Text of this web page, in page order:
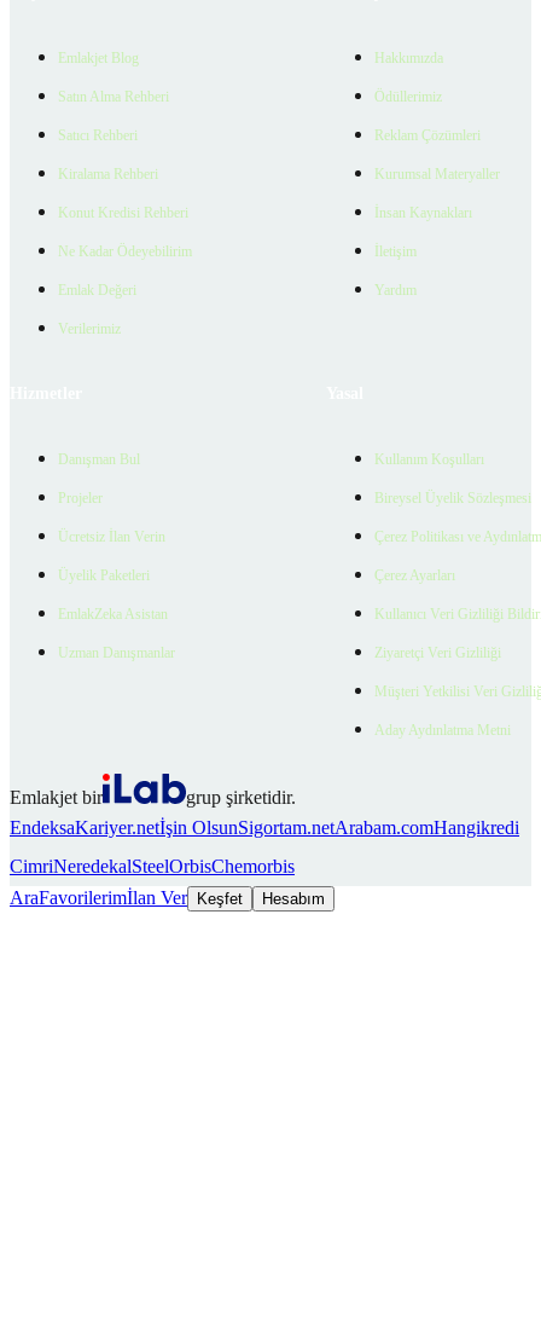
Emlakjet Blog
Satın Alma Rehberi
Satıcı Rehberi
Kiralama Rehberi
Konut Kredisi Rehberi
Ne Kadar Ödeyebilirim
Emlak Değeri
Verilerimiz
Hakkımızda
Ödüllerimiz
Reklam Çözümleri
Kurumsal Materyaller
İnsan Kaynakları
İletişim
Yardım
Danışman Bul
Projeler
Ücretsiz İlan Verin
Üyelik Paketleri
EmlakZeka Asistan
Uzman Danışmanlar
Kullanım Koşulları
Bireysel Üyelik Sözleşmesi
Çerez Politikası ve
Çerez Ayarları
Kullanıcı Veri Gizliliği
Ziyaretçi Veri Gizliliği
Müşteri Yetkilisi Veri
Aday Aydınlatma Metni
Emlakjet bir
grup şirketidir.
EndeksaKariyer.netİşin OlsunSigortam.netArabam.comHangikredi
CimriNeredekalSteelOrbisChemorbis
AraFavorilerimİlan Ver Keşfet Hesabım